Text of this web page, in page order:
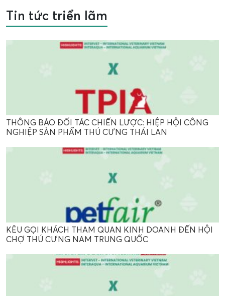
Tin tức triển lãm
THÔNG BÁO ĐỐI TÁC CHIẾN LƯỢC: HIỆP HỘI CÔNG
NGHIỆP SẢN PHẨM THÚ CƯNG THÁI LAN
KÊU GỌI KHÁCH THAM QUAN KINH DOANH ĐẾN HỘI
CHỢ THÚ CƯNG NAM TRUNG QUỐC